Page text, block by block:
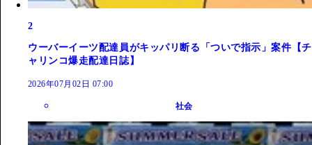
2
ウーバーイーツ配達員がキッパリ断る「ついで指示」案件【チ
ャリンコ爆走配達日誌】
2026年07月02日 07:00
社会